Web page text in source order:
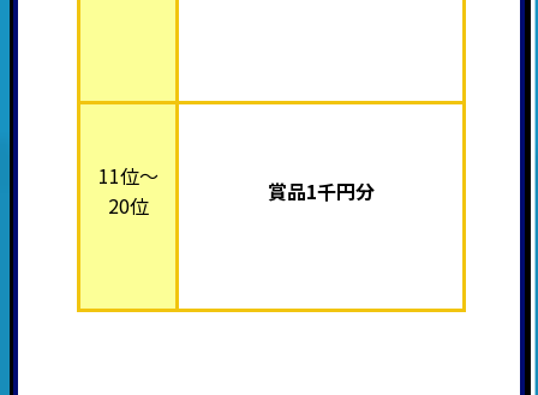
11位～
20位
賞品1千円分